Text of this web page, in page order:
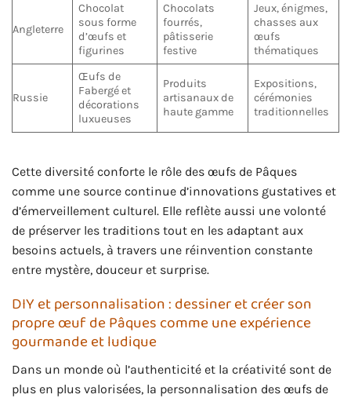
Angleterre
Chocolat
sous forme
d’œufs et
figurines
Chocolats
fourrés,
pâtisserie
festive
Jeux, énigmes,
chasses aux
œufs
thématiques
Russie
Œufs de
Fabergé et
décorations
luxueuses
Produits
artisanaux de
haute gamme
Expositions,
cérémonies
traditionnelles
Cette diversité conforte le rôle des œufs de Pâques
comme une source continue d’innovations gustatives et
d’émerveillement culturel. Elle reflète aussi une volonté
de préserver les traditions tout en les adaptant aux
besoins actuels, à travers une réinvention constante
entre mystère, douceur et surprise.
DIY et personnalisation : dessiner et créer son
propre œuf de Pâques comme une expérience
gourmande et ludique
Dans un monde où l’authenticité et la créativité sont de
plus en plus valorisées, la personnalisation des œufs de